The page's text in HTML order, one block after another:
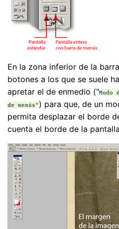
En la zona inferior de la
botones a los que se suele
apretar el de enmedio ("
de menús") para que, de un
permita desplazar el borde
cuenta el borde de la